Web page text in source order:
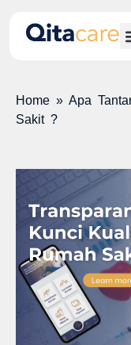
Home » Apa
Sakit ?